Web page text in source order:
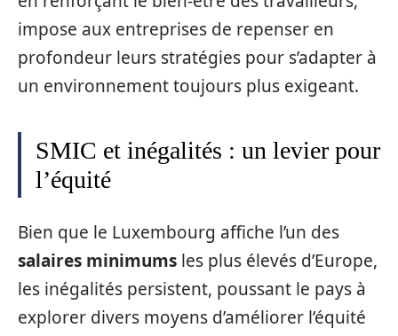
impose aux entreprises de repenser en
profondeur leurs stratégies pour s’adapter à
un environnement toujours plus exigeant.
SMIC et inégalités : un levier pour
l’équité
Bien que le Luxembourg affiche l’un des
salaires minimums les plus élevés d’Europe,
les inégalités persistent, poussant le pays à
explorer divers moyens d’améliorer l’équité